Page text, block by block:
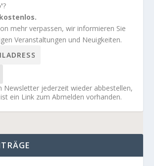
?
mehr verpassen, wir informieren Sie
Veranstaltungen und Neuigkeiten.
Newsletter jederzeit wieder abbestellen,
ein Link zum Abmelden vorhanden.